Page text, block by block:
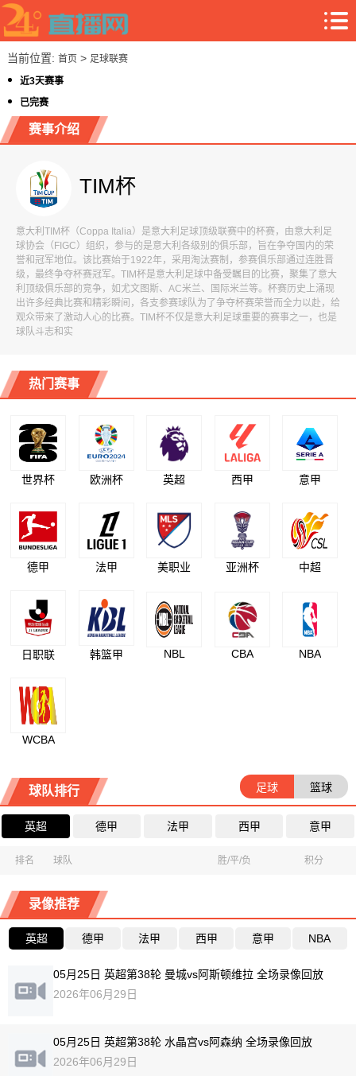
当前位置: 首页> 足球联赛
近3天赛事
已完赛
赛事介绍
TIM杯
意大利TIM杯（Coppa Italia）是意大利足球顶级联赛中的杯赛，由意大利足
球协会（FIGC）组织，参与的是意大利各级别的俱乐部，旨在争夺国内的荣
誉和冠军地位。该比赛始于1922年，采用淘汰赛制，参赛俱乐部通过连胜晋
级，最终争夺杯赛冠军。TIM杯是意大利足球中备受瞩目的比赛，聚集了意大
利顶级俱乐部的竞争，如尤文图斯、AC米兰、国际米兰等。杯赛历史上涌现
出许多经典比赛和精彩瞬间，各支参赛球队为了争夺杯赛荣誉而全力以赴，给
观众带来了激动人心的比赛。TIM杯不仅是意大利足球重要的赛事之一，也是
球队斗志和实
热门赛事
世界杯 欧洲杯 英超 西甲 意甲
德甲 法甲 美职业 亚洲杯 中超
日职联 韩篮甲 NBL CBA NBA
WCBA
球队排行 足球 篮球
英超 德甲 法甲 西甲 意甲
排名 球队 胜/平/负 积分
录像推荐
英超 德甲 法甲 西甲 意甲 NBA
05月25日 英超第38轮 曼城vs阿斯顿维拉 全场录像回放
2026年06月29日
05月25日 英超第38轮 水晶宫vs阿森纳 全场录像回放
2026年06月29日